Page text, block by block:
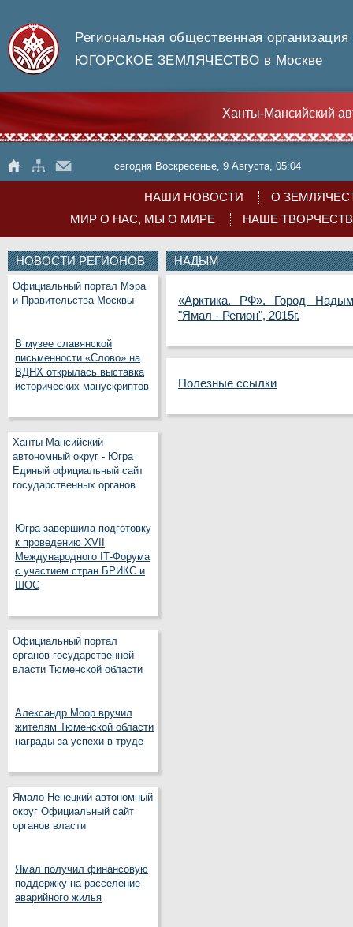
Региональная общественная организация
ЮГОРСКОЕ ЗЕМЛЯЧЕСТВО в Москве
Ханты-Мансийский
сегодня Воскресенье, 9 Августа, 05:04
НАШИ НОВОСТИ
О
МИР О НАС, МЫ О МИРЕ
НАШЕ
НОВОСТИ РЕГИОНОВ
Официальный портал Мэра
и Правительства Москвы
В музее славянской
письменности «Слово» на
ВДНХ открылась выставка
исторических манускриптов
Ханты-Мансийский
автономный округ - Югра
Единый официальный сайт
государственных органов
Югра завершила подготовку
к проведению XVII
Международного IT‑Форума
с участием стран БРИКС и
ШОС
Официальный портал
органов государственной
власти Тюменской области
Александр Моор вручил
жителям Тюменской области
награды за успехи в труде
Ямало-Ненецкий автономный
округ Официальный сайт
органов власти
Ямал получил финансовую
поддержку на расселение
аварийного жилья
НАДЫМ
«Арктика. РФ». Город
"Ямал - Регион", 2015г.
Полезные ссылки